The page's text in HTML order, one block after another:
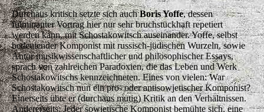
Durchaus kritisch setzte sich auchBoris Yoffe, dessen
fulminanter Vortrag hier nur sehr bruchstückhaft repetiert
werden kann, mit Schostakowitsch auseinander. Yoffe, selbst
bedeutender Komponist mit russisch-jüdischen Wurzeln, sowie
Autor musikwissenschaftlicher und philosophischer Essays,
sprach von zahlreichen Paradoxien, die das Leben und Werk
Schostakowitschs kennzeichneten. Eines von vielen: War
Schostakowitsch nun ein pro- oder antisowjetischer Komponist?
Einerseits übte er (durchaus mutig) Kritik an den Verhältnissen.
Andererseits: Jeder sowjetische Komponist bemühte sich, eine